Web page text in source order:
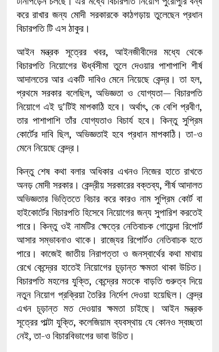
করে রাখার জন্য মোদী সরকারকে কাঠগড়ায় তুলেছেন প্রধান
বিচারপতি টি এস ঠাকুর।
আইন মন্ত্রক সূত্রের খবর, আইনজীবীদের মধ্যে থেকে
বিচারপতি নিয়োগের ঊর্ধ্বসীমা তুলে দেওয়ার পাশাপাশি শীর্ষ
আদালতের আর একটি দাবিও মেনে নিয়েছে কেন্দ্র। তা হল,
প্রথমে সরকার বলেছিল, অভিজ্ঞতা ও যোগ্যতা— বিচারপতি
নিয়োগে এই দু’টিই মাপকাঠি হবে। অর্থাৎ, কে বেশি প্রবীণ,
তার পাশাপাশি তাঁর যোগ্যতাও বিচার্য হবে। কিন্তু সুপ্রিম
কোর্টের দাবি ছিল, অভিজ্ঞতাই হবে প্রধান মাপকাঠি। তা-ও
মেনে নিয়েছে কেন্দ্র।
কিন্তু শেষ কথা বলার অধিকার এখনও নিজের হাতে রাখতে
অনড় মোদী সরকার। কেন্দ্রীয় সরকারের বক্তব্য, শীর্ষ আদালত
অভিজ্ঞতার ভিত্তিতে বিচার করে কারও নাম সুপ্রিম কোর্ট বা
হাইকোর্টের বিচারপতি হিসেবে নিয়োগের জন্য সুপারিশ করতেই
পারে। কিন্তু ওই নামটির ক্ষেত্রে নেতিবাচক গোয়েন্দা রিপোর্ট
আসার সম্ভাবনাও থাকে। রাজ্যের রিপোর্টও নেতিবাচক হতে
পারে। কাজেই জাতীয় নিরাপত্তা ও জনস্বার্থের কথা মাথায়
রেখে কেন্দ্রের হাতেই নিয়োগের চূড়ান্ত ক্ষমতা থাকা উচিত।
বিচারপতি মহলের যুক্তি, কেন্দ্রের মতকে বাড়তি গুরুত্ব দিয়ে
নতুন নিয়োগ প্রক্রিয়া তৈরির নির্দেশ দেওয়া হয়েছিল। কেন্দ্র
এখন চূড়ান্ত মত দেওয়ার ক্ষমতা চাইছে। আইন মন্ত্রক
সূত্রের পাল্টা যুক্তি, কলেজিয়াম ব্যবস্থায় যে কোনও স্বচ্ছতা
নেই, তা-ও বিচারবিভাগের ভাবা উচিত।